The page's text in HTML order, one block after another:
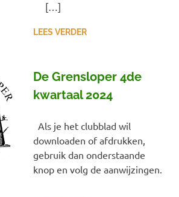
[…]
LEES VERDER
De Grensloper 4de
kwartaal 2024
Als je het clubblad wil
downloaden of afdrukken,
gebruik dan onderstaande
knop en volg de aanwijzingen.